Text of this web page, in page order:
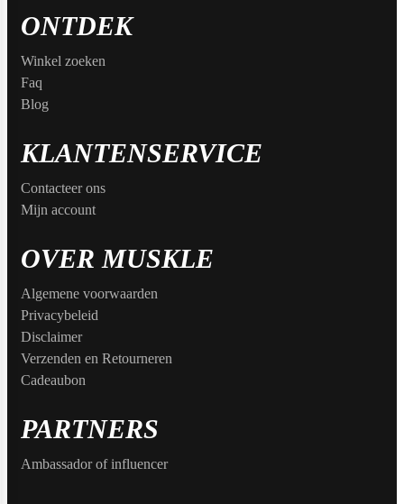
ONTDEK
Winkel zoeken
Faq
Blog
KLANTENSERVICE
Contacteer ons
Mijn account
OVER MUSKLE
Algemene voorwaarden
Privacybeleid
Disclaimer
Verzenden en Retourneren
Cadeaubon
PARTNERS
Ambassador of influencer